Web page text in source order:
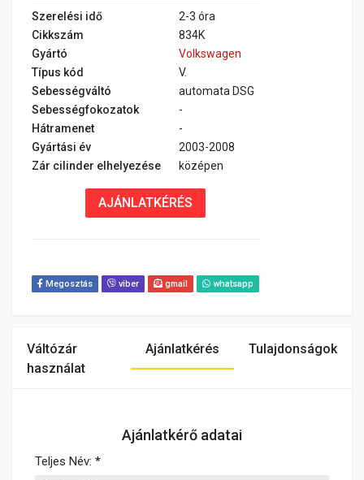
Szerelési idő
2-3 óra
Cikkszám
834K
Gyártó
Volkswagen
Típus kód
V.
Sebességváltó
automata DSG
Sebességfokozatok
-
Hátramenet
-
Gyártási év
2003-2008
Zár cilinder elhelyezése
középen
AJÁNLATKÉRÉS
Megosztás viber gmail whatsapp
Váltózár
használat
Ajánlatkérés Tulajdonságok
Ajánlatkérő adatai
Teljes Név: *